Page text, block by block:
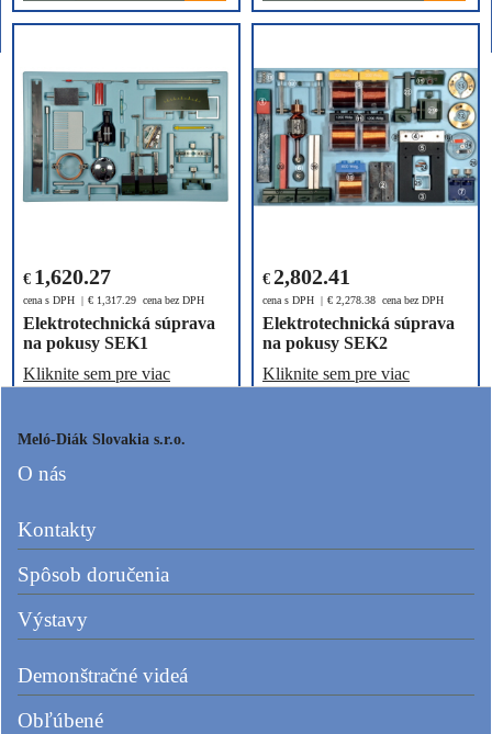
€ 1,620.27
cena s DPH € 1,317.29 cena bez DPH
Elektrotechnická súprava
na pokusy SEK1
Kliknite sem pre viac
informácií o produkte
€ 2,802.41
cena s DPH € 2,278.38 cena bez DPH
Elektrotechnická súprava
na pokusy SEK2
Kliknite sem pre viac
informácií o produkte
38.74
cena s DPH € 31.50
10.70
Meló-Diák Slovakia s.r.o.
O nás
Kontakty
Spôsob doručenia
Výstavy
Demonštračné videá
Obľúbené